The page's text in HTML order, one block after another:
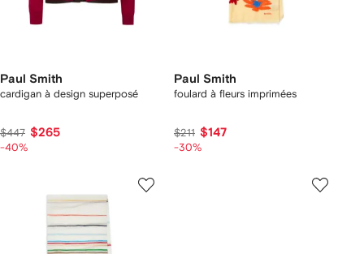
Paul Smith
cardigan à design superposé
$447 $265
-40%
Paul Smith
foulard à fleurs imprimées
$211 $147
-30%